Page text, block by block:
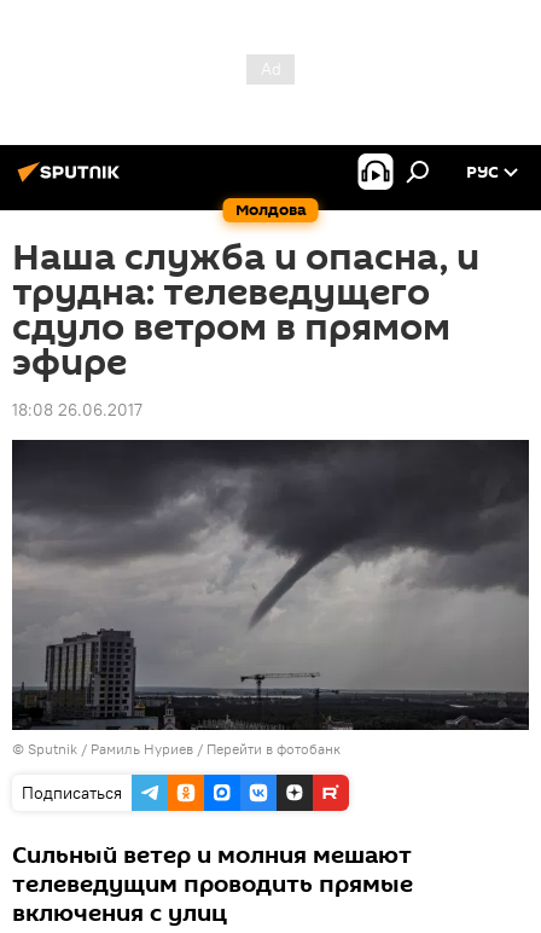
Молдова
РУС
Наша служба и опасна, и
трудна: телеведущего
сдуло ветром в прямом
эфире
18:08 26.06.2017
© Sputnik / Рамиль Нуриев / Перейти в фотобанк
Подписаться
Сильный ветер и молния мешают
телеведущим проводить прямые
включения с улиц